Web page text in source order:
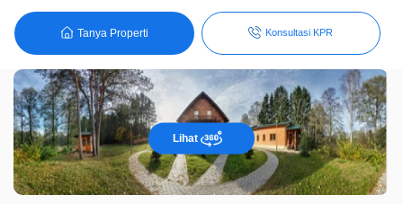
Tanya Properti Konsultasi KPR
Lihat